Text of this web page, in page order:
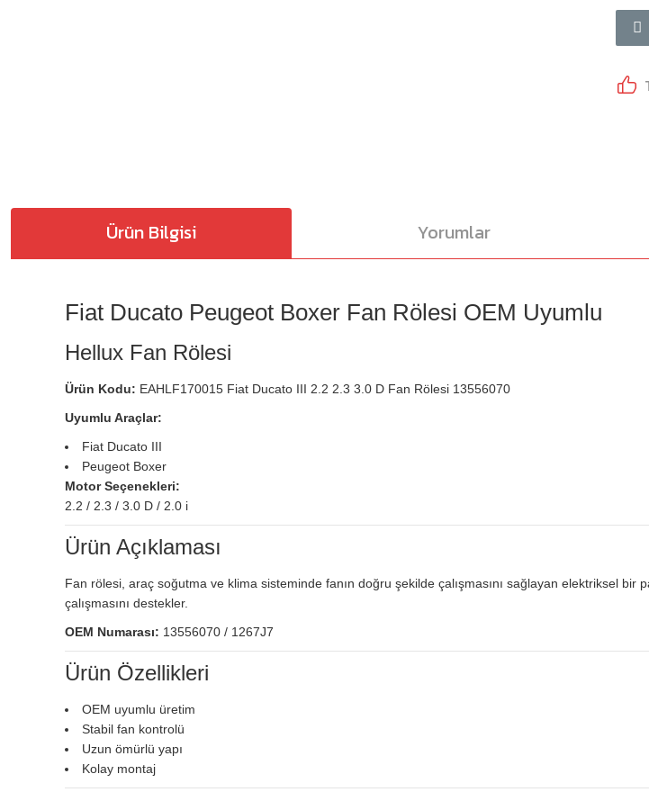
Ürün Bilgisi Yorumlar
Fiat Ducato Peugeot Boxer Fan Rölesi OEM Uyumlu
Hellux Fan Rölesi
Ürün Kodu: EAHLF170015 Fiat Ducato III 2.2 2.3 3.0 D Fan Rölesi 13556070
Uyumlu Araçlar:
Fiat Ducato III
Peugeot Boxer
Motor Seçenekleri:
2.2 / 2.3 / 3.0 D / 2.0 i
Ürün Açıklaması
Fan rölesi, araç soğutma ve klima sisteminde fanın doğru şekilde çalışmasını sağlayan elektriksel bir
çalışmasını destekler.
OEM Numarası: 13556070 / 1267J7
Ürün Özellikleri
OEM uyumlu üretim
Stabil fan kontrolü
Uzun ömürlü yapı
Kolay montaj